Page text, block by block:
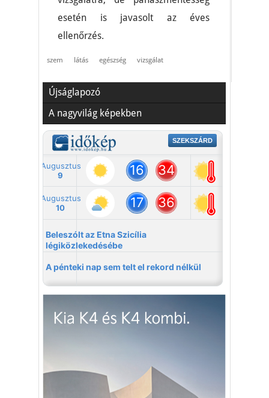
esetén is javasolt az éves
ellenőrzés.
szem látás egészség vizsgálat
Újságlapozó
A nagyvilág képekben